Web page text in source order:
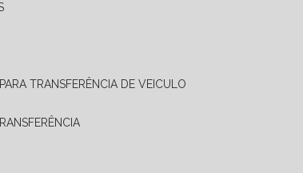
TRANSFERÊNCIA DE VEICULO